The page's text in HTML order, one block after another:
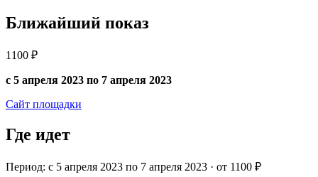
Ближайший показ
1100 ₽
с 5 апреля 2023 по 7 апреля 2023
Сайт площадки
Где идет
Период: с 5 апреля 2023 по 7 апреля 2023 · от 1100 ₽